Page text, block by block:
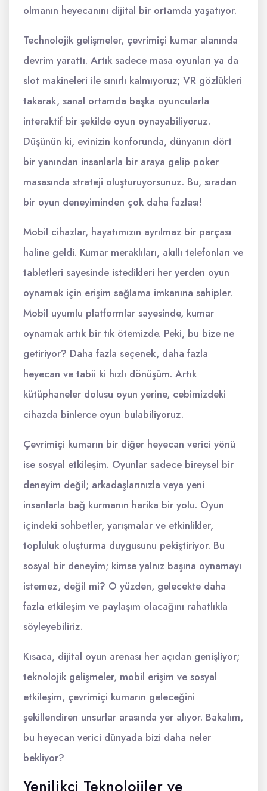
olmanın heyecanını dijital bir ortamda yaşatıyor.
Technolojik gelişmeler, çevrimiçi kumar alanında
devrim yarattı. Artık sadece masa oyunları ya da
slot makineleri ile sınırlı kalmıyoruz; VR gözlükleri
takarak, sanal ortamda başka oyuncularla
interaktif bir şekilde oyun oynayabiliyoruz.
Düşünün ki, evinizin konforunda, dünyanın dört
bir yanından insanlarla bir araya gelip poker
masasında strateji oluşturuyorsunuz. Bu, sıradan
bir oyun deneyiminden çok daha fazlası!
Mobil cihazlar, hayatımızın ayrılmaz bir parçası
haline geldi. Kumar meraklıları, akıllı telefonları ve
tabletleri sayesinde istedikleri her yerden oyun
oynamak için erişim sağlama imkanına sahipler.
Mobil uyumlu platformlar sayesinde, kumar
oynamak artık bir tık ötemizde. Peki, bu bize ne
getiriyor? Daha fazla seçenek, daha fazla
heyecan ve tabii ki hızlı dönüşüm. Artık
kütüphaneler dolusu oyun yerine, cebimizdeki
cihazda binlerce oyun bulabiliyoruz.
Çevrimiçi kumarın bir diğer heyecan verici yönü
ise sosyal etkileşim. Oyunlar sadece bireysel bir
deneyim değil; arkadaşlarınızla veya yeni
insanlarla bağ kurmanın harika bir yolu. Oyun
içindeki sohbetler, yarışmalar ve etkinlikler,
topluluk oluşturma duygusunu pekiştiriyor. Bu
sosyal bir deneyim; kimse yalnız başına oynamayı
istemez, değil mi? O yüzden, gelecekte daha
fazla etkileşim ve paylaşım olacağını rahatlıkla
söyleyebiliriz.
Kısaca, dijital oyun arenası her açıdan genişliyor;
teknolojik gelişmeler, mobil erişim ve sosyal
etkileşim, çevrimiçi kumarın geleceğini
şekillendiren unsurlar arasında yer alıyor. Bakalım,
bu heyecan verici dünyada bizi daha neler
bekliyor?
Yenilikçi Teknolojiler ve